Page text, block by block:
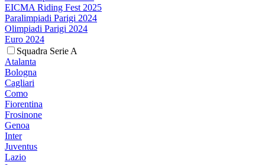
EICMA Riding Fest 2025
Paralimpiadi Parigi 2024
Olimpiadi Parigi 2024
Euro 2024
Squadra Serie A
Atalanta
Bologna
Cagliari
Como
Fiorentina
Frosinone
Genoa
Inter
Juventus
Lazio